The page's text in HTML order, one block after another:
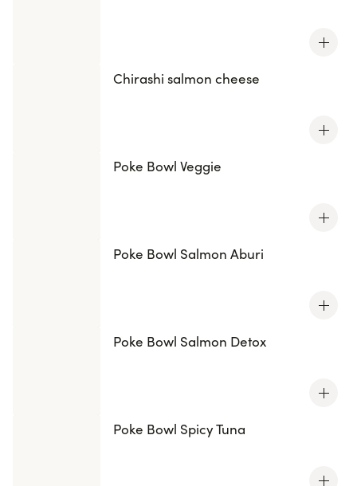
Chirashi salmon cheese
Poke Bowl Veggie
Poke Bowl Salmon Aburi
Poke Bowl Salmon Detox
Poke Bowl Spicy Tuna